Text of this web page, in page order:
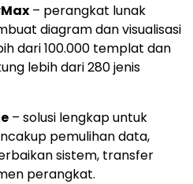
– perangkat lunak
diagram dan visualisasi
dari 100.000 templat dan
lebih dari 280 jenis
– solusi lengkap untuk
pemulihan data,
sistem, transfer
perangkat.